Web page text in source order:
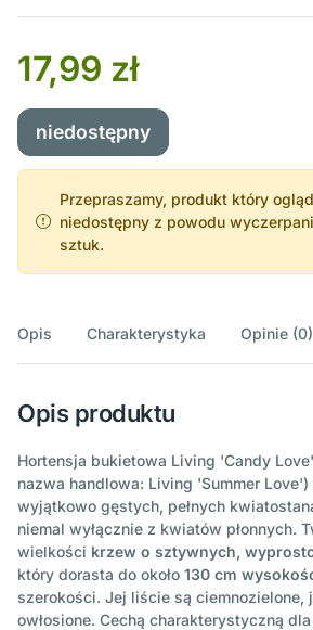
17,99 zł
niedostępny
Przepraszamy, produkt który
niedostępny z powodu
sztuk.
Opis Charakterystyka Opinie (0)
Opis produktu
Hortensja bukietowa Living 'Candy
nazwa handlowa: Living 'Summer Love')
wyjątkowo gęstych, pełnych
niemal wyłącznie z kwiatów płonnych.
wielkości krzew o sztywnych,
który dorasta do około 130 cm
szerokości. Jej liście są ciemnozielone,
owłosione. Cechą charakterystyczną